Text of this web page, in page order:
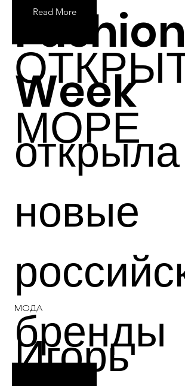
МОРЕ
Fashion
Week
открыла
новые
бренды
Read More
Игорь
МОДА